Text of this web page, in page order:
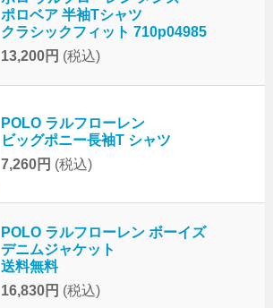
ポロベア 半袖Tシャツ
クラシックフィット 710p04985
13,200円 (税込)
POLO ラルフローレン
ビッグポニー長袖T シャツ
7,260円 (税込)
POLO ラルフローレン ボーイズ
デニムジャケット
送料無料
16,830円 (税込)